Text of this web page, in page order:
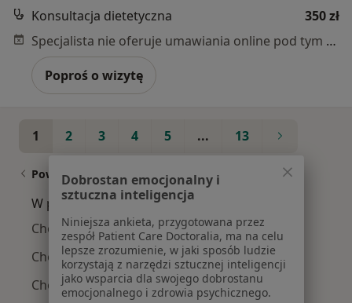
Konsultacja dietetyczna
350 zł
Specjalista nie oferuje umawiania online pod tym adresem.
Poproś o wizytę
1 2 3 4 5 ... 13
Powiązane wyszukiwania
W pobliżu Krakowa
Choroba wrzodowa w Wieliczce
Choroba wrzodowa w Myślenicach
Choroba wrzodowa w Wadowicach
Dobrostan emocjonalny i
sztuczna inteligencja
Niniejsza ankieta, przygotowana przez
zespół Patient Care Doctoralia, ma na celu
lepsze zrozumienie, w jaki sposób ludzie
korzystają z narzędzi sztucznej inteligencji
jako wsparcia dla swojego dobrostanu
emocjonalnego i zdrowia psychicznego.